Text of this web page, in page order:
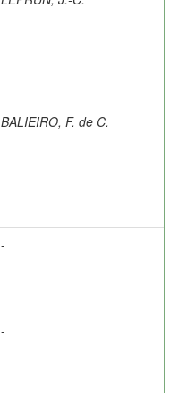
BALIEIRO, F. de C.
-
-